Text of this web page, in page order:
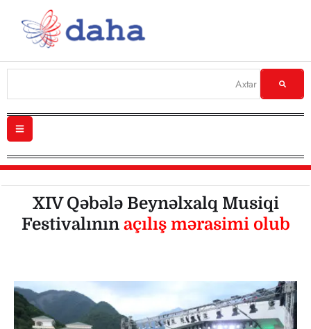
XIV Qəbələ Beynəlxalq Musiqi
Festivalının açılış mərasimi olub